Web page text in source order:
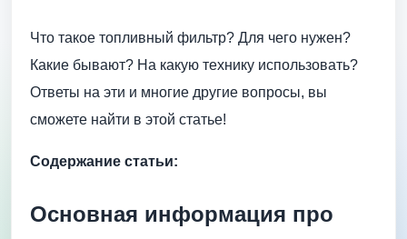
Что такое топливный фильтр? Для чего нужен?
Какие бывают? На какую технику использовать?
Ответы на эти и многие другие вопросы, вы
сможете найти в этой статье!
Содержание статьи:
Основная информация про